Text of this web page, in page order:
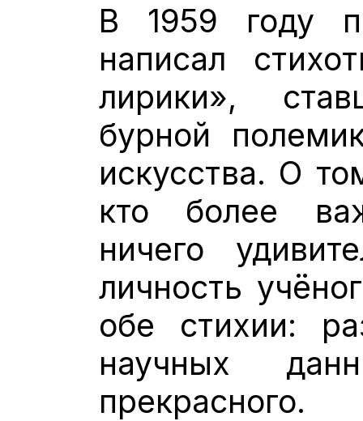
В 1959 году
написал
лирики»,
бурной
искусства. О
кто более
ничего
личность
обе стихии:
научных
прекрасного.